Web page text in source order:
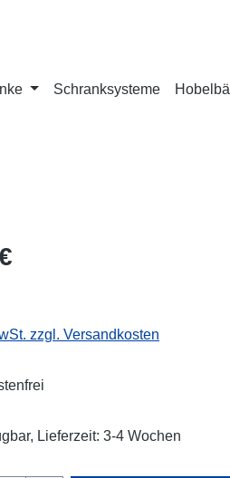
Schranksysteme
zzgl. Versandkosten
Lieferzeit: 3-4 Wochen